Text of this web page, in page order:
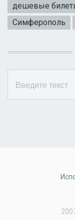
дешевые
Симферополь